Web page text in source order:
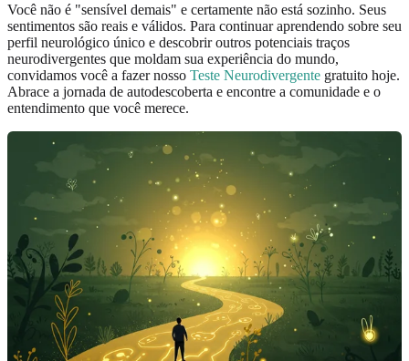
Você não é "sensível demais" e certamente não está sozinho. Seus
sentimentos são reais e válidos. Para continuar aprendendo sobre seu
perfil neurológico único e descobrir outros potenciais traços
neurodivergentes que moldam sua experiência do mundo,
convidamos você a fazer nosso Teste Neurodivergente gratuito hoje.
Abrace a jornada de autodescoberta e encontre a comunidade e o
entendimento que você merece.